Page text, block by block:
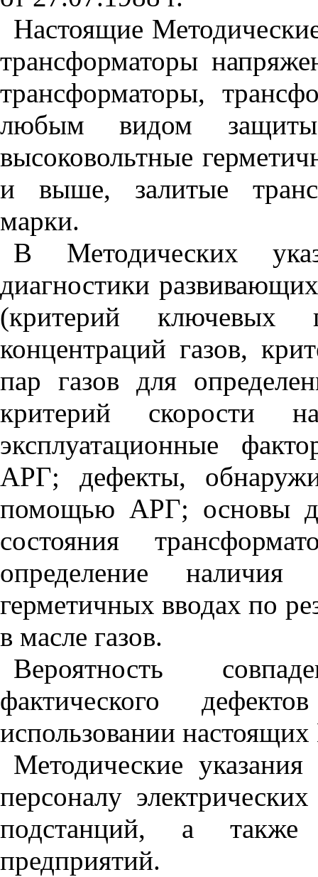
Настоящие
трансформаторы
трансформаторы,
любым видом
высоковольтные
и выше, залитые
марки.
В Методических
диагностики
(критерий ключевых
концентраций газов,
пар газов для
критерий скорости
эксплуатационные
АРГ; дефекты,
помощью АРГ; основы
состояния
определение
герметичных вводах по
в масле газов.
Вероятность
фактического
использовании
Методические
персоналу
подстанций, а
предприятий.